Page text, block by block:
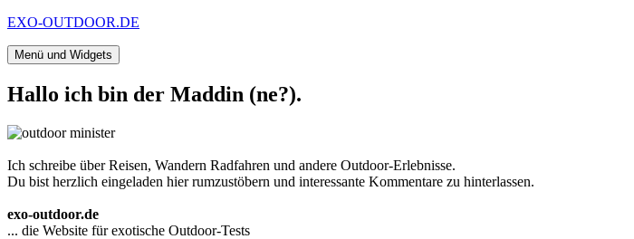
Zum
springen
EXO-OUTDOOR.DE
Menü und Widgets
Hallo ich bin der Maddin (ne?).
Ich schreibe über Reisen, Wandern Radfahren und andere Outdoor-Erlebnisse.
Du bist herzlich eingeladen hier rumzustöbern und interessante Kommentare zu hinterlassen.
exo-outdoor.de
... die Website für exotische Outdoor-Tests